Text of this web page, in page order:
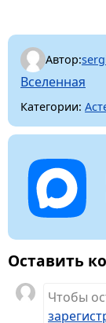
Автор:
Вселенная
Категории:
Оставить
Чтобы